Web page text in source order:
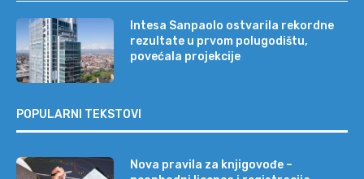
Intesa Sanpaolo ostvarila rekordne
rezultate u prvom polugodištu,
povećala projekcije
POPULARNI TEKSTOVI
Nova pravila za knjigovođe –